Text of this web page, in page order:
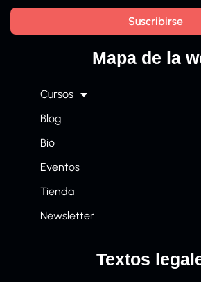
Mapa de la
Cursos
Blog
Bio
Eventos
Tienda
Newsletter
Textos